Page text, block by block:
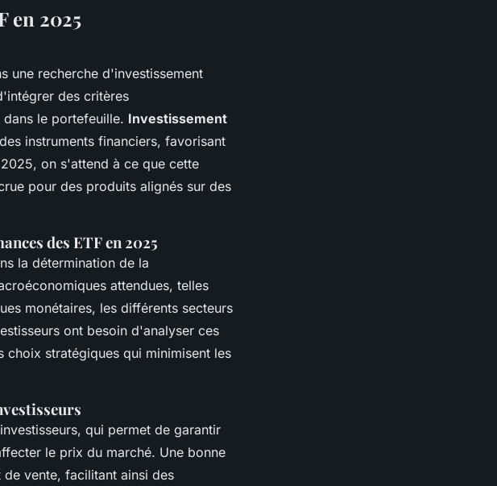
en 2025
une recherche d'investissement
des critères
le portefeuille. Investissement
instruments financiers, favorisant
on s'attend à ce que cette
pour des produits alignés sur des
des ETF en 2025
la détermination de la
attendues, telles
monétaires, les différents secteurs
ont besoin d'analyser ces
choix stratégiques qui minimisent les
qui permet de garantir
le prix du marché. Une bonne
vente, facilitant ainsi des